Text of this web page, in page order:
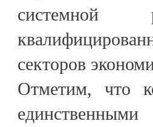
системной
секторов
Отметим, что